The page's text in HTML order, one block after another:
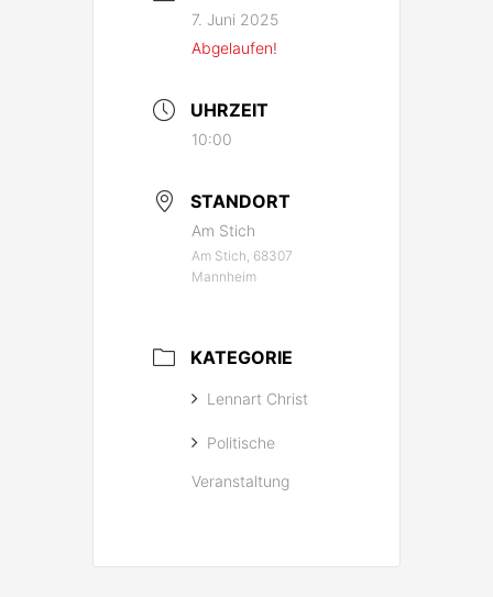
7. Juni 2025
Abgelaufen!
UHRZEIT
10:00
STANDORT
Am Stich
Am Stich, 68307
Mannheim
KATEGORIE
Lennart Christ
Politische
Veranstaltung